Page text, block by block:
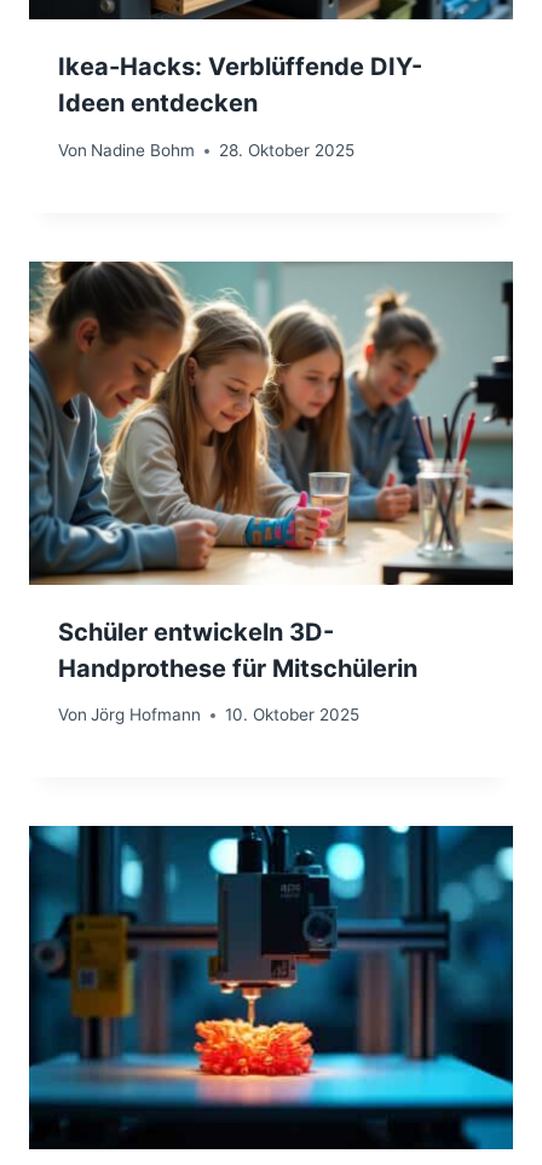
Ikea-Hacks: Verblüffende DIY-
Ideen entdecken
Von Nadine Bohm 28. Oktober 2025
Schüler entwickeln 3D-
Handprothese für Mitschülerin
Von Jörg Hofmann 10. Oktober 2025